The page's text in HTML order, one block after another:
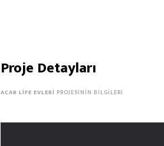
Proje Detayları
ACAR LIFE EVLERI PROJESININ BILGILERI